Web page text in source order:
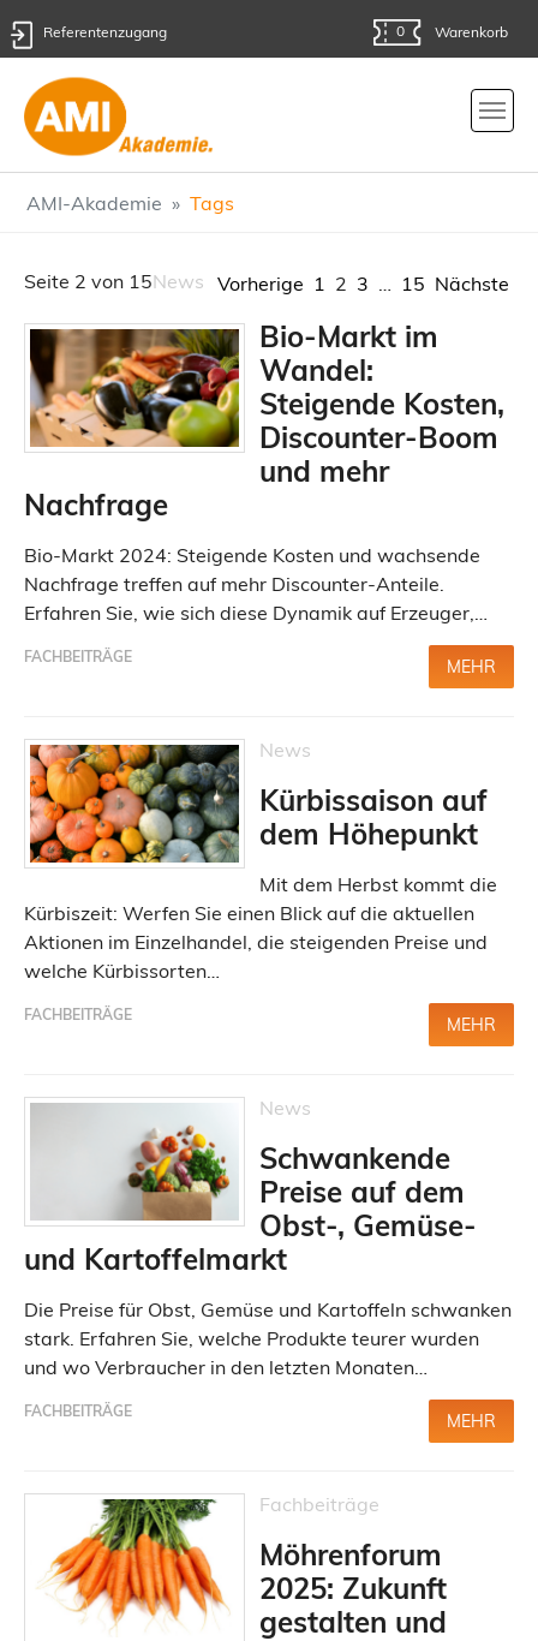
Skip to main content
0 Warenkorb
Referentenzugang
AMI-Akademie Tags
Seite 2 von 15 Vorherige 1 2 3 … 15 Nächste
News
Bio-Markt im
Wandel:
Steigende Kosten,
Discounter-Boom
und mehr
Nachfrage
Bio-Markt 2024: Steigende Kosten und wachsende
Nachfrage treffen auf mehr Discounter-Anteile.
Erfahren Sie, wie sich diese Dynamik auf Erzeuger,…
FACHBEITRÄGE MEHR
News
Kürbissaison auf
dem Höhepunkt
Mit dem Herbst kommt die
Kürbiszeit: Werfen Sie einen Blick auf die aktuellen
Aktionen im Einzelhandel, die steigenden Preise und
welche Kürbissorten…
FACHBEITRÄGE MEHR
News
Schwankende
Preise auf dem
Obst-, Gemüse-
und Kartoffelmarkt
Die Preise für Obst, Gemüse und Kartoffeln schwanken
stark. Erfahren Sie, welche Produkte teurer wurden
und wo Verbraucher in den letzten Monaten…
FACHBEITRÄGE MEHR
Fachbeiträge
Möhrenforum
2025: Zukunft
gestalten und